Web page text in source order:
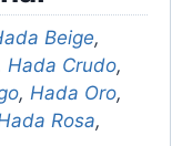
Beige,
Hada Crudo,
, Hada Oro,
Rosa,